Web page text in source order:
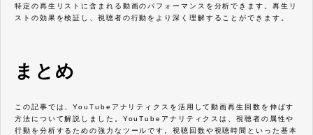
特定の再生リストに含まれる動画のパフォーマンスを分析できます。再生リ
ストの効果を検証し、視聴者の行動をより深く理解することができます。
まとめ
この記事では、YouTubeアナリティクスを活用して動画再生回数を伸ばす
方法について解説しました。YouTubeアナリティクスは、視聴者の属性や
行動を分析するための強力なツールです。視聴回数や視聴時間といった基本